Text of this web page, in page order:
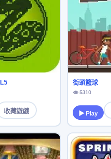
收藏遊戲
街頭籃球
👁 5310
▶ Play